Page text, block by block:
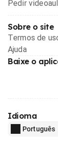
Pedir
Sobre o site
Termos de
Ajuda
Baixe o
Idioma
Português